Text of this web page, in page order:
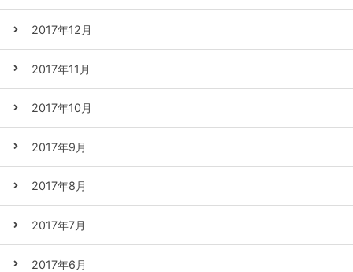
2017年12月
2017年11月
2017年10月
2017年9月
2017年8月
2017年7月
2017年6月